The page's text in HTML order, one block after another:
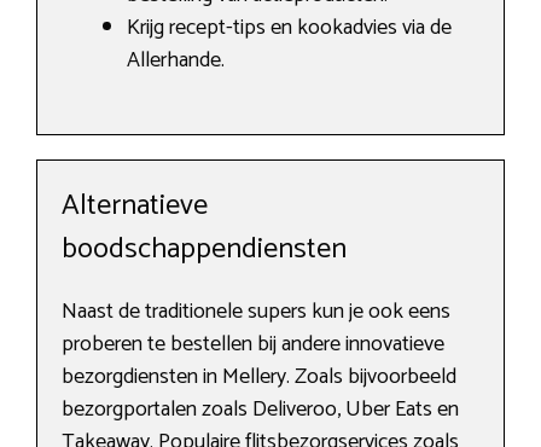
Krijg recept-tips en kookadvies via de
Allerhande.
Alternatieve
boodschappendiensten
Naast de traditionele supers kun je ook eens
proberen te bestellen bij andere innovatieve
bezorgdiensten in Mellery. Zoals bijvoorbeeld
bezorgportalen zoals Deliveroo, Uber Eats en